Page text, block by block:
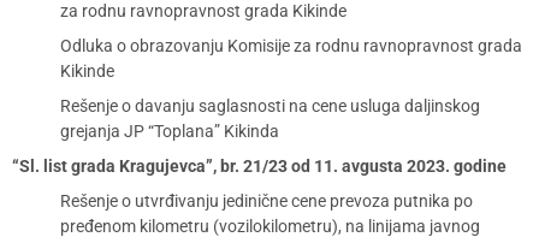
za rodnu ravnopravnost grada Kikinde
Odluka o obrazovanju Komisije za rodnu ravnopravnost grada
Kikinde
Rešenje o davanju saglasnosti na cene usluga daljinskog
grejanja JP “Toplana” Kikinda
“Sl. list grada Kragujevca”, br. 21/23 od 11. avgusta 2023. godine
Rešenje o utvrđivanju jedinične cene prevoza putnika po
pređenom kilometru (vozilokilometru), na linijama javnog